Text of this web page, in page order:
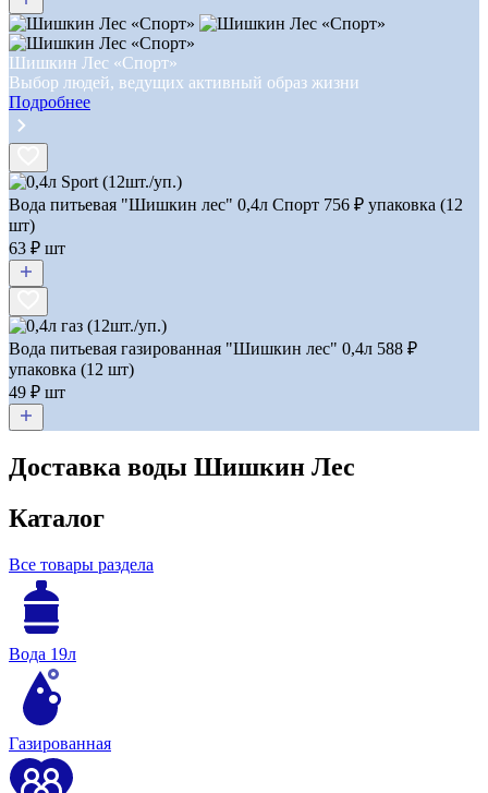
Шишкин Лес «Спорт»
Выбор людей, ведущих активный образ жизни
Подробнее
Вода питьевая "Шишкин лес" 0,4л Спорт 756 ₽ упаковка (12
шт)
63 ₽ шт
Вода питьевая газированная "Шишкин лес" 0,4л 588 ₽
упаковка (12 шт)
49 ₽ шт
Доставка воды Шишкин Лес
Каталог
Все товары раздела
Вода 19л
Газированная